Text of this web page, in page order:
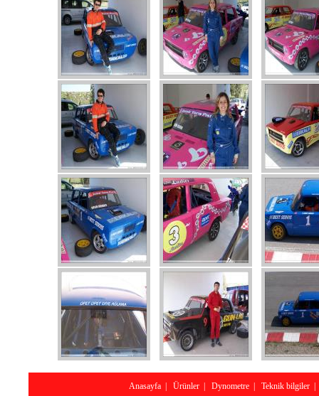
Anasayfa| Ürünler| Dynometre| Teknik bilgiler